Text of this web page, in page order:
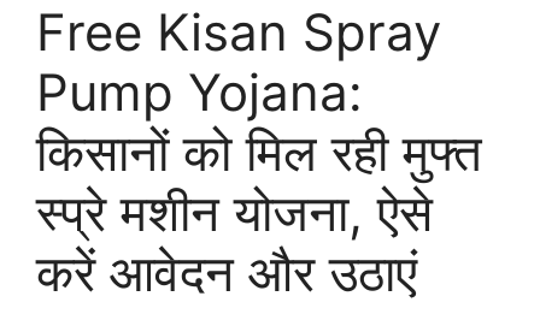
Free Kisan Spray
Pump Yojana:
किसानों को मिल रही मुफ्त
स्प्रे मशीन योजना, ऐसे
करें आवेदन और उठाएं